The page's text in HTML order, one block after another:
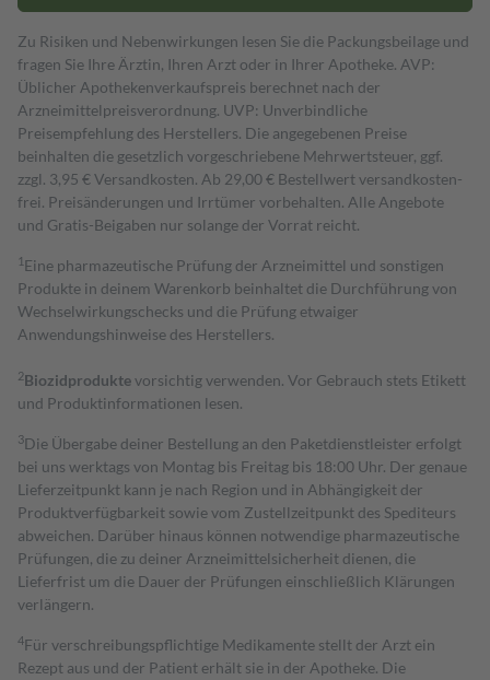
Zu Risiken und Nebenwirkungen lesen Sie die Packungsbeilage und
fragen Sie Ihre Ärztin, Ihren Arzt oder in Ihrer Apotheke. AVP:
Üblicher Apothekenverkaufspreis berechnet nach der
Arzneimittelpreisverordnung. UVP: Unverbindliche
Preisempfehlung des Herstellers. Die angegebenen Preise
beinhalten die gesetzlich vorgeschriebene Mehrwertsteuer, ggf.
zzgl. 3,95 € Versandkosten. Ab 29,00 € Bestell­wert versand­kosten­
frei. Preisänderungen und Irrtümer vorbehalten. Alle Angebote
und Gratis-Beigaben nur solange der Vorrat reicht.
1 Eine pharmazeutische Prüfung der Arzneimittel und sonstigen
Produkte in deinem Warenkorb beinhaltet die Durchführung von
Wechselwirkungschecks und die Prüfung etwaiger
Anwendungshinweise des Herstellers.
2Biozidproduktevorsichtig verwenden. Vor Gebrauch stets Etikett
und Produktinformationen lesen.
3Die Übergabe deiner Bestellung an den Paketdienstleister erfolgt
bei uns werktags von Montag bis Freitag bis 18:00 Uhr. Der genaue
Lieferzeitpunkt kann je nach Region und in Abhängigkeit der
Produktverfügbarkeit sowie vom Zustellzeitpunkt des Spediteurs
abweichen. Darüber hinaus können notwendige pharmazeutische
Prüfungen, die zu deiner Arzneimittelsicherheit dienen, die
Lieferfrist um die Dauer der Prüfungen einschließlich Klärungen
verlängern.
4Für verschreibungspflichtige Medikamente stellt der Arzt ein
Rezept aus und der Patient erhält sie in der Apotheke. Die